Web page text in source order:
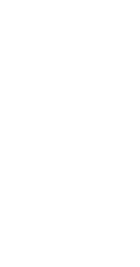
um espaço
com o apoio dos